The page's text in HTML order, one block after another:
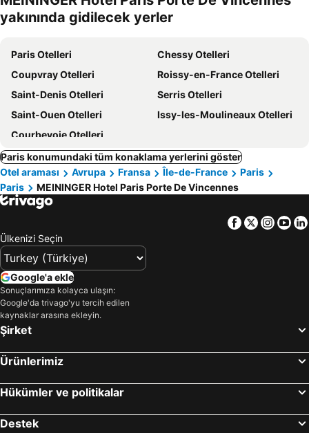
oteller
yakınında gidilecek yerler
Paris Otelleri
Chessy Otelleri
Coupvray Otelleri
Roissy-en-France Otelleri
Saint-Denis Otelleri
Serris Otelleri
Saint-Ouen Otelleri
Issy-les-Moulineaux Otelleri
Courbevoie Otelleri
Paris konumundaki tüm konaklama yerlerini göster
Otel araması
Avrupa Fransa Île-de-France
Paris
Paris
MEININGER Hotel Paris Porte De Vincennes
Facebook
Twitter
Ülkenizi Seçin
Google'a ekle
Sonuçlarımıza kolayca ulaşın:
Google'da trivago'yu tercih edilen
kaynaklar arasına ekleyin.
Şirket
Ürünlerimiz
Hükümler ve politikalar
Destek